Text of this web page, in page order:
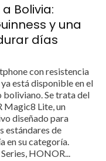
Bolivia:
y una
días
con resistencia
está disponible en el
boliviano. Se trata del
Magic8 Lite, un
diseñado para
estándares de
en su categoría.
HONOR...